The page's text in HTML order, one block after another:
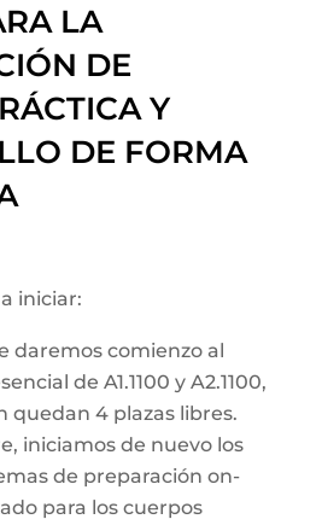
LA
DE
Y
DE FORMA
iniciar:
daremos comienzo al
de A1.1100 y A2.1100,
quedan 4 plazas libres.
iniciamos de nuevo los
de preparación on-
para los cuerpos